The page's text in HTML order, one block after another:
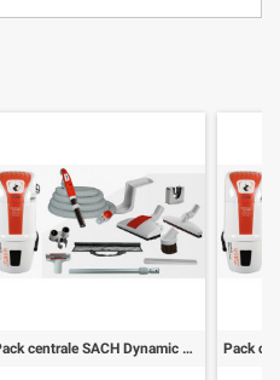
Pack centrale SACH Dynamic 1.6+Kit Family 8M